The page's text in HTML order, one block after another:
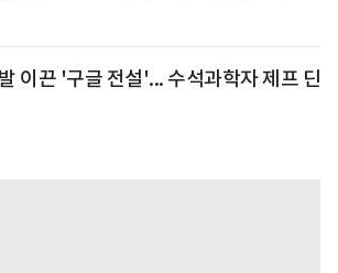
이끈 '구글 전설'... 수석과학자 제프 딘